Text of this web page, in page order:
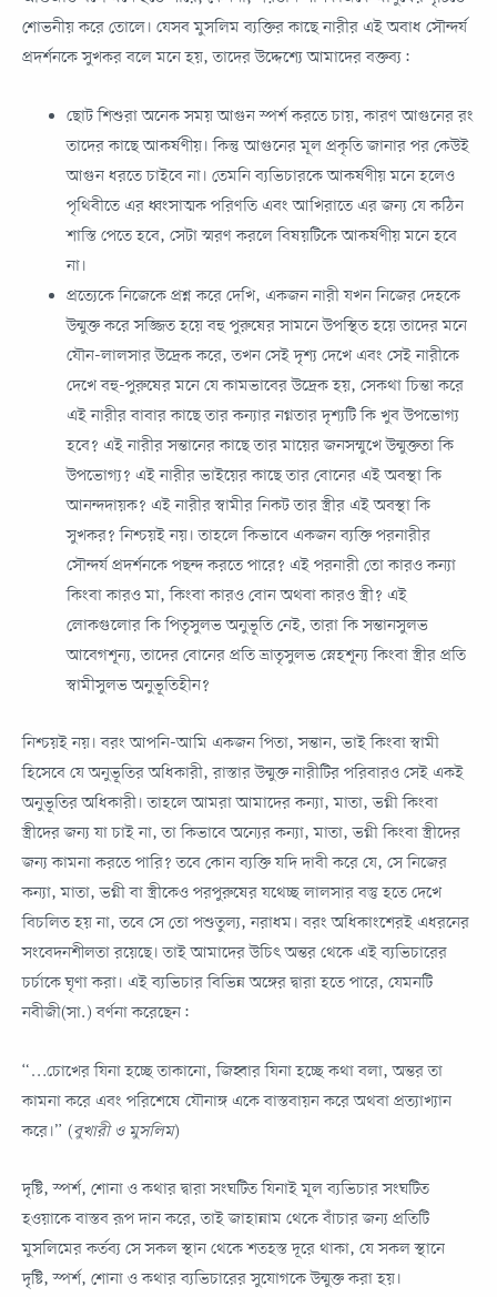
শোভনীয় করে তোলে। যেসব মুসলিম ব্যক্তির কাছে নারীর এই অবাধ সৌন্দর্য
প্রদর্শনকে সুখকর বলে মনে হয়, তাদের উদ্দেশ্যে আমাদের বক্তব্য:
ছোট শিশুরা অনেক সময় আগুন স্পর্শ করতে চায়, কারণ আগুনের রং
তাদের কাছে আকর্ষণীয়। কিন্তু আগুনের মূল প্রকৃতি জানার পর কেউই
আগুন ধরতে চাইবে না। তেমনি ব্যভিচারকে আকর্ষণীয় মনে হলেও
পৃথিবীতে এর ধ্বংসাত্মক পরিণতি এবং আখিরাতে এর জন্য যে কঠিন
শাস্তি পেতে হবে, সেটা স্মরণ করলে বিষয়টিকে আকর্ষণীয় মনে হবে
না।
প্রত্যেকে নিজেকে প্রশ্ন করে দেখি, একজন নারী যখন নিজের দেহকে
উন্মুক্ত করে সজ্জিত হয়ে বহু পুরুষের সামনে উপস্থিত হয়ে তাদের মনে
যৌন-লালসার উদ্রেক করে, তখন সেই দৃশ্য দেখে এবং সেই নারীকে
দেখে বহু-পুরুষের মনে যে কামভাবের উদ্রেক হয়, সেকথা চিন্তা করে
এই নারীর বাবার কাছে তার কন্যার নগ্নতার দৃশ্যটি কি খুব উপভোগ্য
হবে? এই নারীর সন্তানের কাছে তার মায়ের জনসম্মুখে উন্মুক্ততা কি
উপভোগ্য? এই নারীর ভাইয়ের কাছে তার বোনের এই অবস্থা কি
আনন্দদায়ক? এই নারীর স্বামীর নিকট তার স্ত্রীর এই অবস্থা কি
সুখকর? নিশ্চয়ই নয়। তাহলে কিভাবে একজন ব্যক্তি পরনারীর
সৌন্দর্য প্রদর্শনকে পছন্দ করতে পারে? এই পরনারী তো কারও কন্যা
কিংবা কারও মা, কিংবা কারও বোন অথবা কারও স্ত্রী? এই
লোকগুলোর কি পিতৃসুলভ অনুভূতি নেই, তারা কি সন্তানসুলভ
আবেগশূন্য, তাদের বোনের প্রতি ভ্রাতৃসুলভ স্নেহশূন্য কিংবা স্ত্রীর প্রতি
স্বামীসুলভ অনুভূতিহীন?
নিশ্চয়ই নয়। বরং আপনি-আমি একজন পিতা, সন্তান, ভাই কিংবা স্বামী
হিসেবে যে অনুভূতির অধিকারী, রাস্তার উন্মুক্ত নারীটির পরিবারও সেই একই
অনুভূতির অধিকারী। তাহলে আমরা আমাদের কন্যা, মাতা, ভগ্নী কিংবা
স্ত্রীদের জন্য যা চাই না, তা কিভাবে অন্যের কন্যা, মাতা, ভগ্নী কিংবা স্ত্রীদের
জন্য কামনা করতে পারি? তবে কোন ব্যক্তি যদি দাবী করে যে, সে নিজের
কন্যা, মাতা, ভগ্নী বা স্ত্রীকেও পরপুরুষের যথেচ্ছ লালসার বস্তু হতে দেখে
বিচলিত হয় না, তবে সে তো পশুতুল্য, নরাধম। বরং অধিকাংশেরই এধরনের
সংবেদনশীলতা রয়েছে। তাই আমাদের উচিৎ অন্তর থেকে এই ব্যভিচারের
চর্চাকে ঘৃণা করা। এই ব্যভিচার বিভিন্ন অঙ্গের দ্বারা হতে পারে, যেমনটি
নবীজী(সা.) বর্ণনা করেছেন:
“…চোখের যিনা হচ্ছে তাকানো, জিহ্বার যিনা হচ্ছে কথা বলা, অন্তর তা
কামনা করে এবং পরিশেষে যৌনাঙ্গ একে বাস্তবায়ন করে অথবা প্রত্যাখ্যান
করে।” (বুখারী ও মুসলিম)
দৃষ্টি, স্পর্শ, শোনা ও কথার দ্বারা সংঘটিত যিনাই মূল ব্যভিচার সংঘটিত
হওয়াকে বাস্তব রূপ দান করে, তাই জাহান্নাম থেকে বাঁচার জন্য প্রতিটি
মুসলিমের কর্তব্য সে সকল স্থান থেকে শতহস্ত দূরে থাকা, যে সকল স্থানে
দৃষ্টি, স্পর্শ, শোনা ও কথার ব্যভিচারের সুযোগকে উন্মুক্ত করা হয়।